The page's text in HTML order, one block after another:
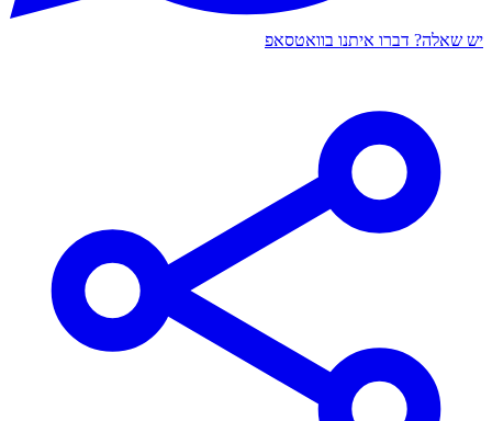
יש שאלה? דברו איתנו בוואטסאפ